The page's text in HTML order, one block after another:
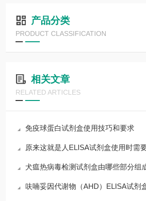
产品分类
PRODUCT CLASSIFICATION
相关文章
RELATED ARTICLES
免疫球蛋白试剂盒使用技巧和要求
原来这就是人ELISA试剂盒使用时需
犬瘟热病毒检测试剂盒由哪些部分组
呋喃妥因代谢物（AHD）ELISA试剂盒使